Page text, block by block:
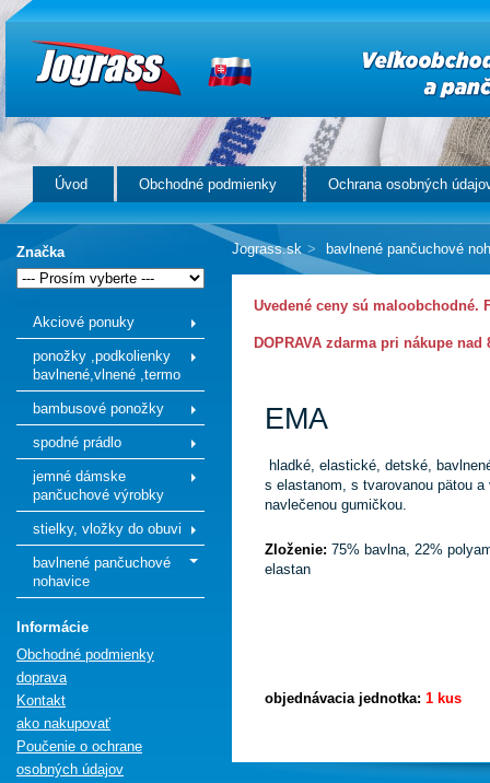
Úvod Obchodné podmienky Ochrana osobných
Značka
Akciové ponuky
ponožky ,podkolienky
bavlnené,vlnené ,termo
bambusové ponožky
spodné prádlo
jemné dámske
pančuchové výrobky
stielky, vložky do obuvi
bavlnené pančuchové
nohavice
Informácie
Obchodné podmienky
doprava
Kontakt
ako nakupovať
Poučenie o ochrane
osobných údajov
Jograss.sk > bavlnené pančuchové
Uvedené ceny sú
DOPRAVA zdarma pri nákupe nad
EMA
hladké, elastické, detské,
s elastanom, s tvarovanou pätou
navlečenou gumičkou.
Zloženie: 75% bavlna, 22%
elastan
objednávacia jednotka: 1 kus